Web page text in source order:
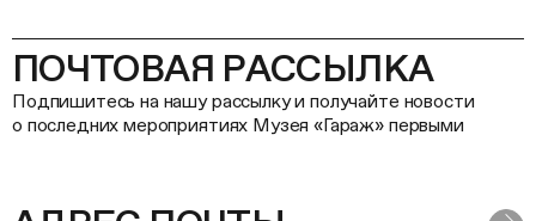
ПОЧТОВАЯ РАССЫЛКА
Подпишитесь на нашу рассылку и получайте новости
о последних мероприятиях Музея «Гараж» первыми